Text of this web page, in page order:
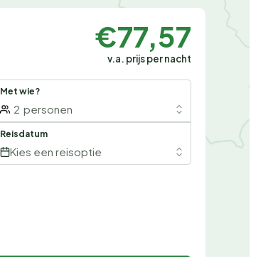
€77,57
v.a. prijs per nacht
Met wie?
2 personen
Reisdatum
Kies een reisoptie